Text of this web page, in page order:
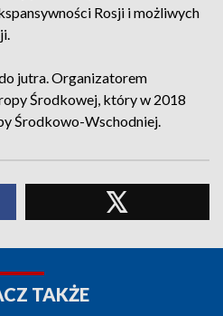
Rosji i możliwych
jutra. Organizatorem
Środkowej, który w 2018
Środkowo-Wschodniej.
TAKŻE